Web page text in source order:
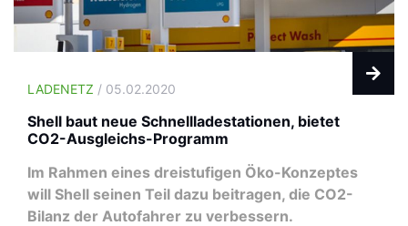
LADENETZ / 05.02.2020
Shell baut neue Schnellladestationen, bietet
CO2-Ausgleichs-Programm
Im Rahmen eines dreistufigen Öko-Konzeptes
will Shell seinen Teil dazu beitragen, die CO2-
Bilanz der Autofahrer zu verbessern.